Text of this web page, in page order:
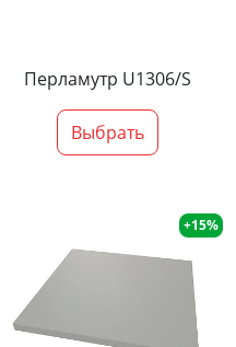
Перламутр U1306/S
Выбрать
+15%